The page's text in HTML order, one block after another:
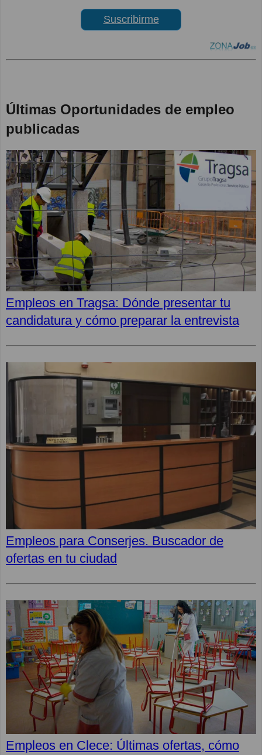
Suscribirme
Últimas Oportunidades de empleo
publicadas
Empleos en Tragsa: Dónde presentar tu
candidatura y cómo preparar la entrevista
Empleos para Conserjes. Buscador de
ofertas en tu ciudad
Empleos en Clece: Últimas ofertas, cómo